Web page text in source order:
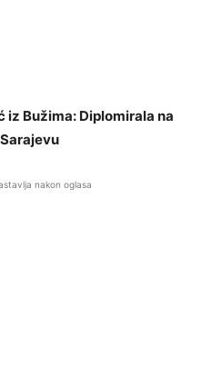
iz Bužima: Diplomirala na
nakon oglasa